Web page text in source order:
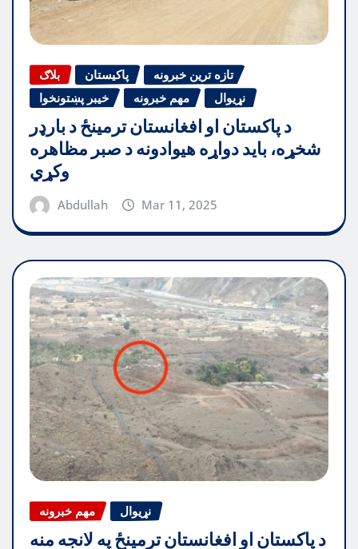
بلاګ پاکیستان
تازه ترین خبرونه
خیبر پښتونخوا
مهم خبرونه نړیوال
د پاکستان او افغانستان ترمینځ د بارډر
شخړه، باید دواړه هیوادونه د صبر مظاهره
وکړي
Abdullah Mar 11, 2025
مهم خبرونه نړیوال
د پاکستان او افغانستان ترمینځ په لانجه منه